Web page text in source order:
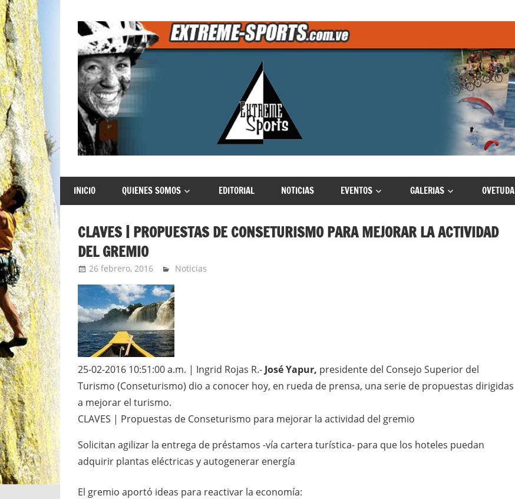
contenido
Extreme
Sports
INICIO QUIENES SOMOS EDITORIAL NOTICIAS EVENTOS GALERIAS OVETUDA
CLAVES | PROPUESTAS DE CONSETURISMO PARA MEJORAR LA ACTIVIDAD
DEL GREMIO
26 febrero, 2016 admin
Noticias
25-02-2016 10:51:00 a.m. | Ingrid Rojas R.- José Yapur, presidente del Consejo Superior del
Turismo (Conseturismo) dio a conocer hoy, en rueda de prensa, una serie de propuestas dirigidas
a mejorar el turismo.
CLAVES | Propuestas de Conseturismo para mejorar la actividad del gremio
Solicitan agilizar la entrega de préstamos -vía cartera turística- para que los hoteles puedan
adquirir plantas eléctricas y autogenerar energía
El gremio aportó ideas para reactivar la economía: